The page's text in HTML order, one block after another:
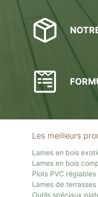
Les meilleurs
Lames en bois
Lames en bois
Plots PVC
Lames de
Outils spéciaux